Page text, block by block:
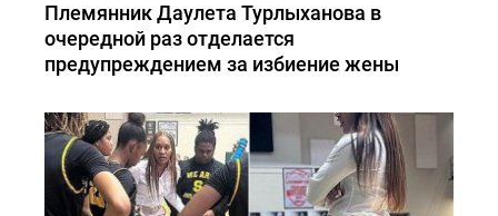
Племянник Даулета Турлыханова в
очередной раз отделается
предупреждением за избиение жены